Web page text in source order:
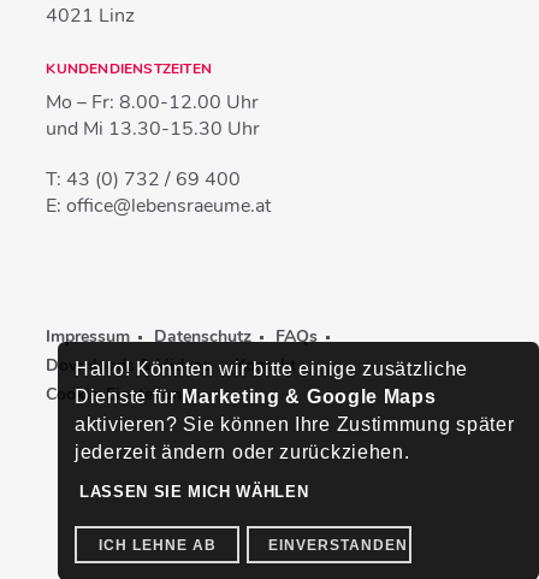
4021 Linz
KUNDENDIENSTZEITEN
Mo – Fr: 8.00-12.00 Uhr
und Mi 13.30-15.30 Uhr
T:43 (0) 732 / 69 400
E:office@lebensraeume.at
Impressum Datenschutz
FAQs
Downloads & Videos
Kontakt
Cookie-Einstellungen
Hallo! Könnten wir bitte einige zusätzliche
Dienste für Marketing & Google Maps
aktivieren? Sie können Ihre Zustimmung später
jederzeit ändern oder zurückziehen.
LASSEN SIE MICH WÄHLEN
ICH LEHNE AB EINVERSTANDEN